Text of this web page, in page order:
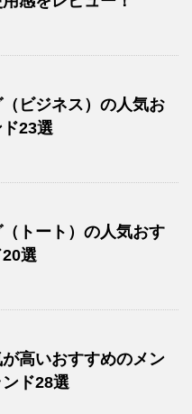
ビジネス）の人気お
23選
トート）の人気おす
選
高いおすすめのメン
ド28選